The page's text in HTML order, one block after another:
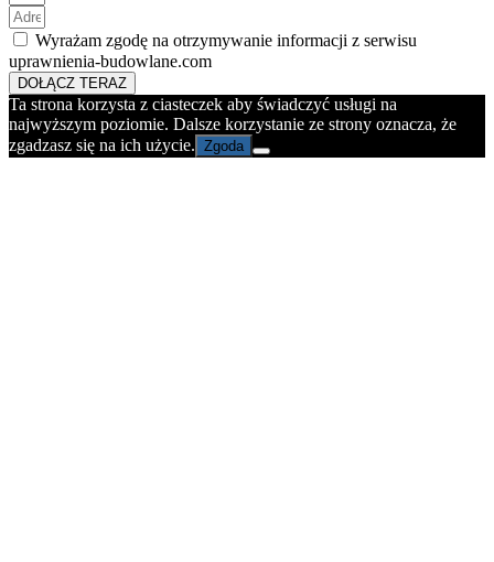
Wyrażam zgodę na otrzymywanie informacji z serwisu
uprawnienia-budowlane.com
DOŁĄCZ TERAZ
Ta strona korzysta z ciasteczek aby świadczyć usługi na
najwyższym poziomie. Dalsze korzystanie ze strony oznacza, że
zgadzasz się na ich użycie. Zgoda